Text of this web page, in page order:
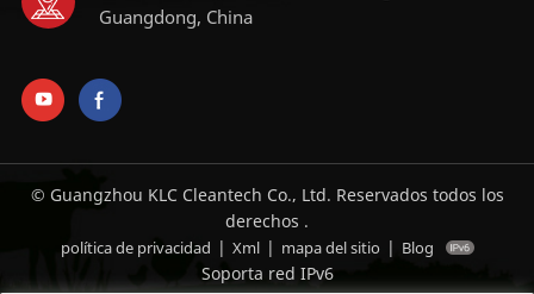
Guangdong, China
© Guangzhou KLC Cleantech Co., Ltd. Reservados todos los
derechos .
política de privacidad | Xml | mapa del sitio | Blog
Soporta red IPv6